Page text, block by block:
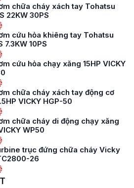
chữa cháy xách tay Tohatsu
22KW 30PS
cứu hỏa khiêng tay Tohatsu
7.3KW 10PS
cứu hỏa chạy xăng 15HP VICKY
chữa cháy xách tay động cơ
VICKY HGP-50
chữa cháy di động chạy xăng
WP50
trục đứng chữa cháy Vicky
26